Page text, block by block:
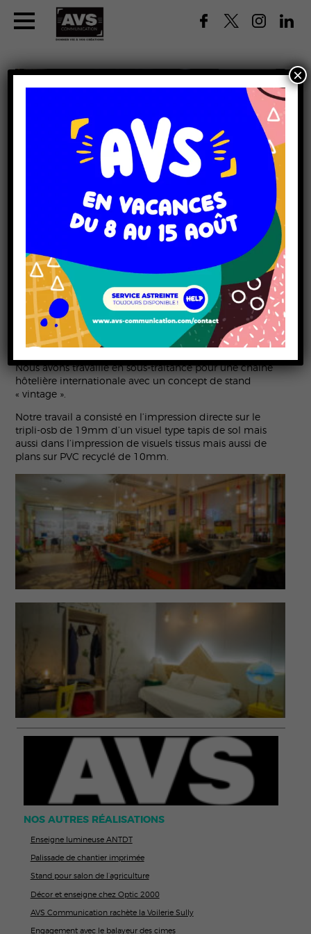
DÉCOR DE STAND
« VINTAGE »
Nous avons travaillé en sous-traitance pour une chaîne
hôtelière internationale avec un concept de stand
« vintage ».
Notre travail a consisté en l’impression directe sur le
tripli-osb de 19mm d’un visuel type tapis de sol mais
aussi dans l’impression de visuels tissus mais aussi de
plans sur PVC recyclé de 10mm.
NOS AUTRES RÉALISATIONS
Enseigne lumineuse ANTDT
Palissade de chantier imprimée
Stand pour salon de l’agriculture
Décor et enseigne chez Optic 2000
AVS Communication rachète la Voilerie Sully
Engagement avec le balayeur des cimes
×